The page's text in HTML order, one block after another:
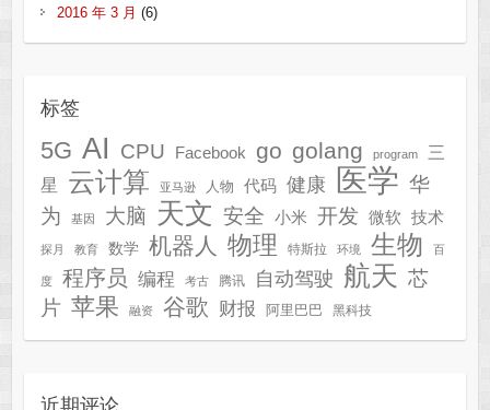
2016 年 3 月 (6)
标签
5G AI CPU Facebook go golang program
三
星
云计算 亚马逊 人物 代码 健康 医学 华
为
基因 大脑 天文 安全 小米 开发 微软 技术
探月 教育 数学 机器人 物理 特斯拉 环境 生物 百
度 程序员 编程 考古 腾讯 自动驾驶 航天 芯
片 苹果 融资 谷歌 财报 阿里巴巴 黑科技